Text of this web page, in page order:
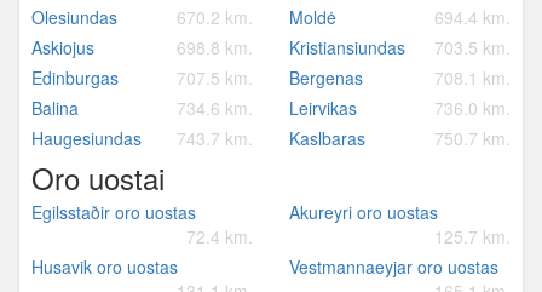
Olesiundas
670.2 km. Moldė
694.4 km.
Askiojus
698.8 km. Kristiansiundas
703.5 km.
Edinburgas
707.5 km. Bergenas
708.1 km.
Balina
734.6 km. Leirvikas
736.0 km.
Haugesiundas
743.7 km. Kaslbaras 750.7 km.
Oro uostai
Egilsstaðir oro uostas
72.4 km.
Akureyri oro uostas
125.7 km.
Husavik oro uostas
Vestmannaeyjar oro uostas